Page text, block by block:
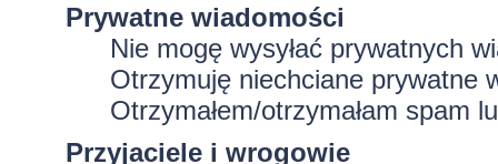
Prywatne wiadomości
Nie mogę wysyłać prywatnych
Otrzymuję niechciane prywatne
Otrzymałem/otrzymałam spam
Przyjaciele i wrogowie